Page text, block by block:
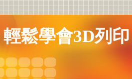
輕鬆學會3D列印